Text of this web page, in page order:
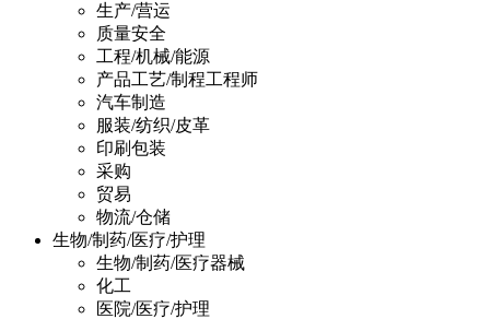
生产/营运
质量安全
工程/机械/能源
产品工艺/制程工程师
汽车制造
服装/纺织/皮革
印刷包装
采购
贸易
物流/仓储
生物/制药/医疗/护理
生物/制药/医疗器械
化工
医院/医疗/护理